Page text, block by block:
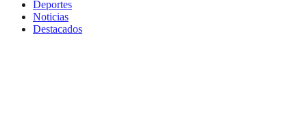
Deportes
Noticias
Destacados